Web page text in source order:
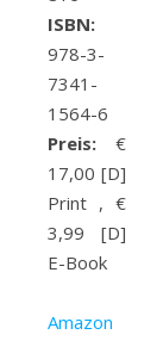
ISBN:
978-3-
7341-
1564-6
Preis: €
17,00 [D]
Print , €
3,99 [D]
E-Book
Amazon